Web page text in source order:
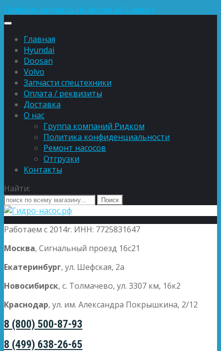
Подберу запчасть по фотке за 5 минут
Главная
Hyundai
Doosan
Volvo
Запчасти спецтехники
Оплата / реквизиты
Доставка
О нас
Группа компаний Ридком
Политика конфиденциальности
Ремонт насосов
Отгрузки
Контакты
Найти:
Работаем с 2014г. ИНН: 7725831647
Москва, Сигнальный проезд 16с21
Екатеринбург, ул. Шефская, 2а
Новосибирск, с. Толмачево, ул. 3307 км, 16к2
Краснодар, ул. им. Александра Покрышкина, 2/12
8 (800) 500-87-93
8 (499) 638-26-65